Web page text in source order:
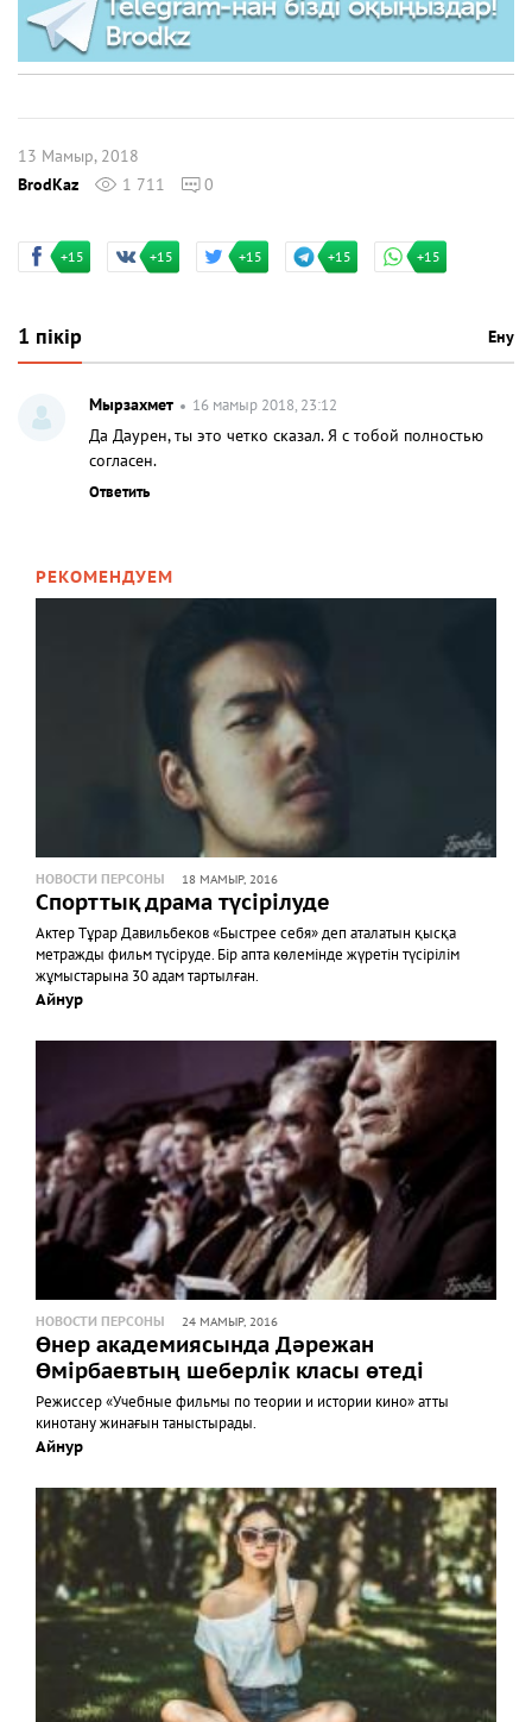
13 Мамыр, 2018
BrodKaz
1 711 0
+15 +15 +15 +15 +15
1 пікір Ену
Мырзахмет 16 мамыр 2018, 23:12
Да Даурен, ты это четко сказал. Я с тобой полностью
согласен.
Ответить
РЕКОМЕНДУЕМ
НОВОСТИ ПЕРСОНЫ 18 МАМЫР, 2016
Спорттық драма түсірілуде
Актер Тұрар Давильбеков «Быстрее себя» деп аталатын қысқа
метражды фильм түсіруде. Бір апта көлемінде жүретін түсірілім
жұмыстарына 30 адам тартылған.
Айнур
НОВОСТИ ПЕРСОНЫ 24 МАМЫР, 2016
Өнер академиясында Дәрежан
Өмірбаевтың шеберлік класы өтеді
Режиссер «Учебные фильмы по теории и истории кино» атты
кинотану жинағын таныстырады.
Айнур